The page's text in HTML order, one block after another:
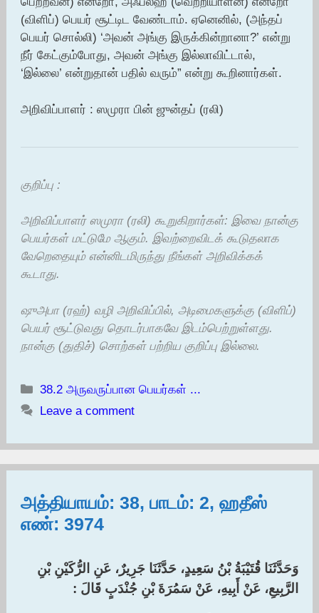
(விளிப்) பெயர் சூட்டிட வேண்டாம். ஏனெனில், (அந்தப்
பெயர் சொல்லி) ‘அவன் அங்கு இருக்கின்றானா?’ என்று
நீர் கேட்கும்போது, அவன் அங்கு இல்லாவிட்டால்,
‘இல்லை’ என்றுதான் பதில் வரும்” என்று கூறினார்கள்.
அறிவிப்பாளர் : ஸமுரா பின் ஜுன்தப் (ரலி)
குறிப்பு :
அறிவிப்பாளர் ஸமுரா (ரலி) கூறுகிறார்கள்: இவை நான்கு
பெயர்கள் மட்டுமே ஆகும். இவற்றைவிடக் கூடுதலாக
வேறெதையும் என்னிடமிருந்து நீங்கள் அறிவிக்கக்
கூடாது.
ஷுஅபா (ரஹ்) வழி அறிவிப்பில், அடிமைகளுக்கு (விளிப்)
பெயர் சூட்டுவது தொடர்பாகவே இடம்பெற்றுள்ளது.
நான்கு (துதிச்) சொற்கள் பற்றிய குறிப்பு இல்லை.
Categories
38.2 அருவருப்பான பெயர்கள் ...
Leave a comment
அத்தியாயம்: 38, பாடம்: 2, ஹதீஸ்
எண்: 3974
وَحَدَّثَنَا قُتَيْبَةُ بْنُ سَعِيدٍ، حَدَّثَنَا جَرِيرٌ، عَنِ الرُّكَيْنِ بْنِ
الرَّبِيعِ، عَنْ أَبِيهِ، عَنْ سَمُرَةَ بْنِ جُنْدَبٍ قَالَ :‏